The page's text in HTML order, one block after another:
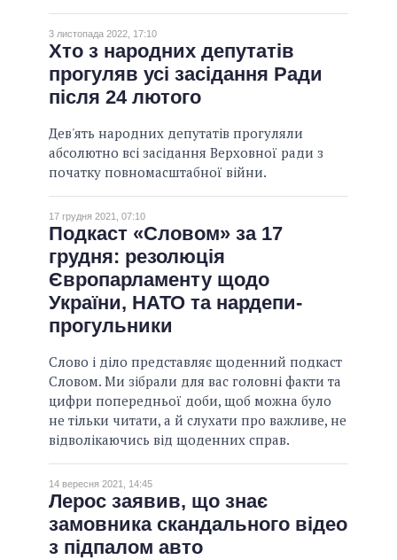
3 листопада 2022, 17:10
Хто з народних депутатів
прогуляв усі засідання Ради
після 24 лютого
Дев'ять народних депутатів прогуляли
абсолютно всі засідання Верховної ради з
початку повномасштабної війни.
17 грудня 2021, 07:10
Подкаст «Словом» за 17
грудня: резолюція
Європарламенту щодо
України, НАТО та нардепи-
прогульники
Слово і діло представляє щоденний подкаст
Словом. Ми зібрали для вас головні факти та
цифри попередньої доби, щоб можна було
не тільки читати, а й слухати про важливе, не
відволікаючись від щоденних справ.
14 вересня 2021, 14:45
Лерос заявив, що знає
замовника скандального відео
з підпалом авто